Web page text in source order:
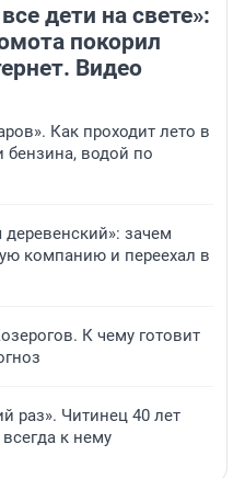
дети на свете»:
покорил
Видео
Как проходит лето в
бензина, водой по
зачем
компанию и переехал в
К чему готовит
раз». Читинец 40 лет
к нему